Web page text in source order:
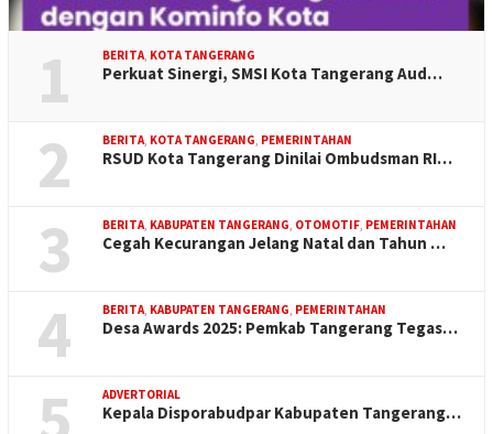
1 BERITA, KOTA TANGERANG
Perkuat Sinergi, SMSI Kota Tangerang Aud…
2 BERITA, KOTA TANGERANG, PEMERINTAHAN
RSUD Kota Tangerang Dinilai Ombudsman RI…
3 BERITA, KABUPATEN TANGERANG, OTOMOTIF, PEMERINTAHAN
Cegah Kecurangan Jelang Natal dan Tahun …
4 BERITA, KABUPATEN TANGERANG, PEMERINTAHAN
Desa Awards 2025: Pemkab Tangerang Tegas…
ADVERTORIAL
Kepala Disporabudpar Kabupaten Tangerang…